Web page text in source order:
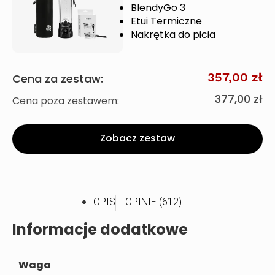
BlendyGo 3
Etui Termiczne
Nakrętka do picia
Cena za zestaw: 357,00 zł
Cena poza zestawem: 377,00 zł
Zobacz zestaw
OPIS OPINIE (612)
Informacje dodatkowe
Waga